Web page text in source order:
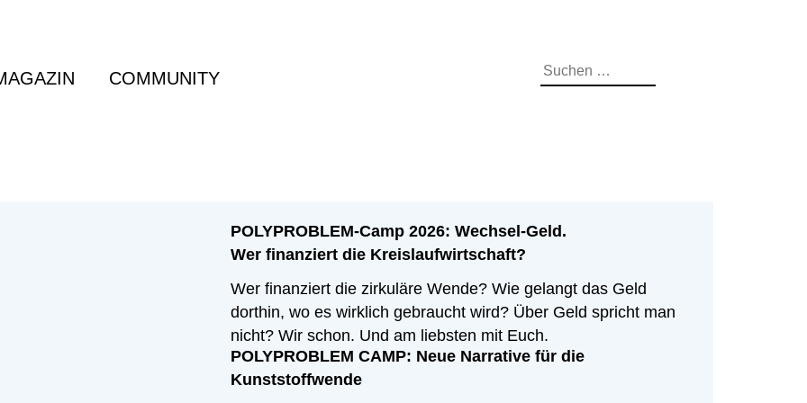
COMMUNITY
Suchen
nach:
POLYPROBLEM-Camp 2026: Wechsel-Geld.
Wer finanziert die Kreislaufwirtschaft?
Wer finanziert die zirkuläre Wende? Wie gelangt das Geld
dorthin, wo es wirklich gebraucht wird? Über Geld spricht man
nicht? Wir schon. Und am liebsten mit Euch.
POLYPROBLEM CAMP: Neue Narrative für die
Kunststoffwende